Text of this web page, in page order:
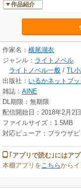
作品紹介
作家名： 横尾湖衣
ジャンル： ライトノベル
ライトノベル一般 / TL
出版社： いるかネットブッ
雑誌： AINE
DL期限：無期限
配信開始日：2018年2月2日
ファイルサイズ：1.5MB
対応ビューア：ブラウザ
｢アプリで読む｣にはア
本棚アプリを こちらから